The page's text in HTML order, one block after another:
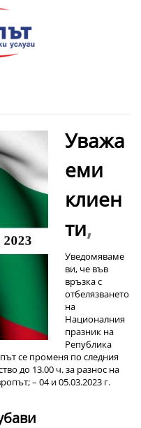
Уважа
еми
клиен
ти,
Уведомяваме
ви, че във
връзка с
отбелязването
на
Националния
празник на
Република
се променя по следния
до 13.00 ч. за разнос на
– 04 и 05.03.2023 г.